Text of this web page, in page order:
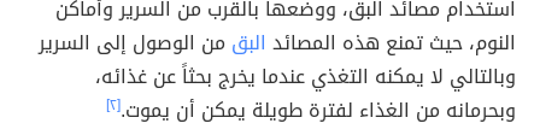
استخدام مصائد البق، ووضعها بالقرب من السرير وأماكن
النوم، حيث تمنع هذه المصائد البق من الوصول إلى السرير
وبالتالي لا يمكنه التغذي عندما يخرج بحثاً عن غذائه،
وبحرمانه من الغذاء لفترة طويلة يمكن أن يموت.[٢]